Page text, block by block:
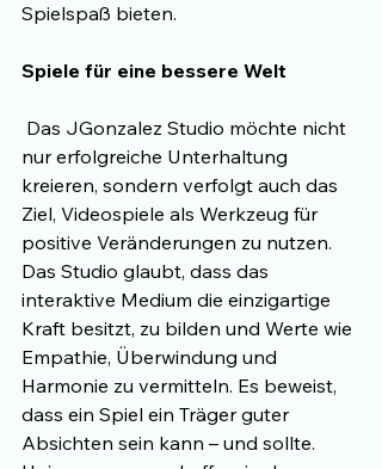
Spielspaß bieten.
Spiele für eine bessere Welt
nur erfolgreiche Unterhaltung
kreieren, sondern verfolgt auch das
Ziel, Videospiele als Werkzeug für
positive Veränderungen zu nutzen.
Das Studio glaubt, dass das
interaktive Medium die einzigartige
Kraft besitzt, zu bilden und Werte wie
Empathie, Überwindung und
Harmonie zu vermitteln. Es beweist,
dass ein Spiel ein Träger guter
Absichten sein kann – und sollte.